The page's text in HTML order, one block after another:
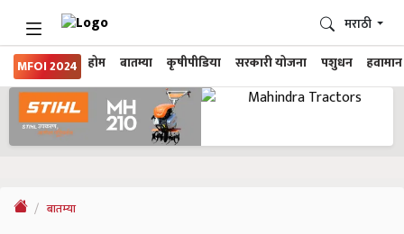
MFOI 2024 होम बातम्या कृषीपीडिया सरकारी योजना पशुधन हवामान
मराठी
बातम्या